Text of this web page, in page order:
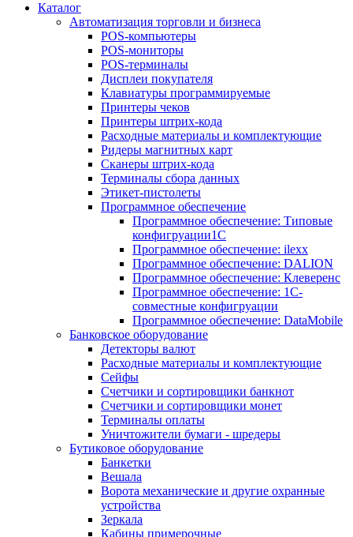
Каталог
Автоматизация торговли и бизнеса
POS-компьютеры
POS-мониторы
POS-терминалы
Дисплеи покупателя
Клавиатуры программируемые
Принтеры чеков
Принтеры штрих-кода
Расходные материалы и комплектующие
Ридеры магнитных карт
Сканеры штрих-кода
Терминалы сбора данных
Этикет-пистолеты
Программное обеспечение
Программное обеспечение: Типовые
конфигруации1С
Программное обеспечение: ilexx
Программное обеспечение: DALION
Программное обеспечение: Клеверенс
Программное обеспечение: 1С-
совместные конфигруации
Программное обеспечение: DataMobile
Банковское оборудование
Детекторы валют
Расходные материалы и комплектующие
Сейфы
Счетчики и сортировщики банкнот
Счетчики и сортировщики монет
Терминалы оплаты
Уничтожители бумаги - шредеры
Бутиковое оборудование
Банкетки
Вешала
Ворота механические и другие охранные
устройства
Зеркала
Кабины примерочные